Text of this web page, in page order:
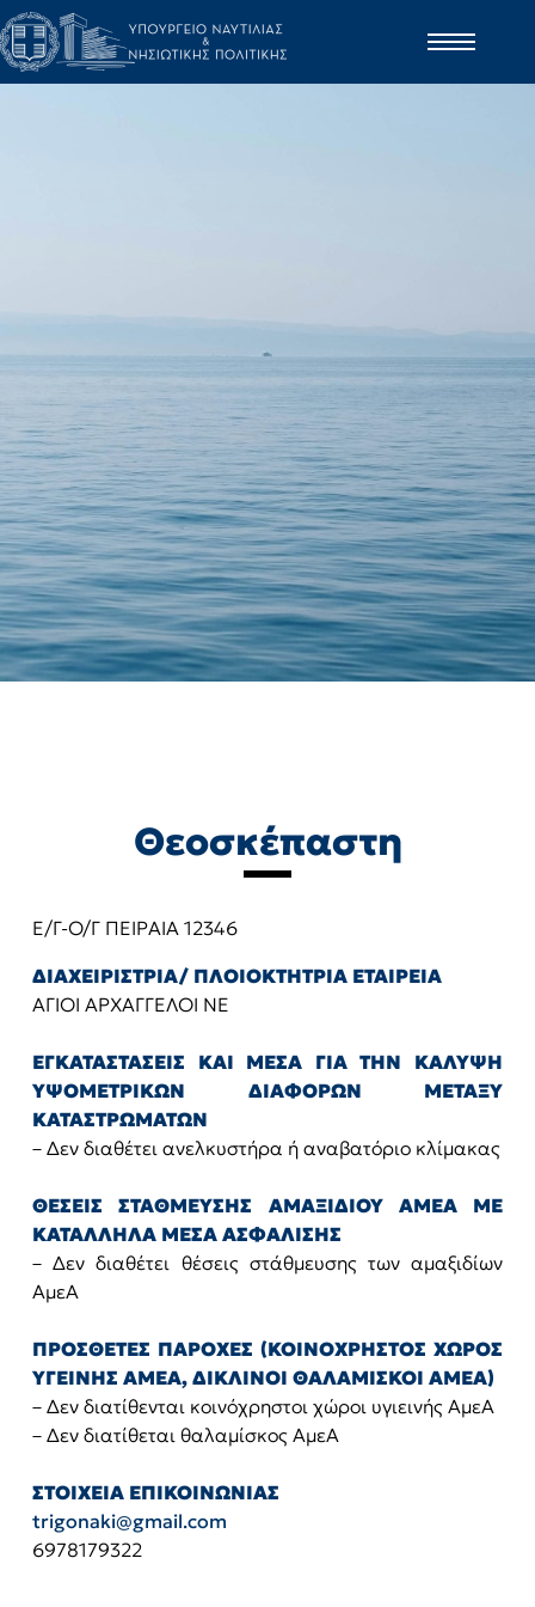
Θεοσκέπαστη
Ε/Γ-Ο/Γ ΠΕΙΡΑΙΑ 12346
ΔΙΑΧΕΙΡΙΣΤΡΙΑ/ ΠΛΟΙΟΚΤΗΤΡΙΑ ΕΤΑΙΡΕΙΑ
ΑΓΙΟΙ ΑΡΧΑΓΓΕΛΟΙ ΝΕ
ΕΓΚΑΤΑΣΤΑΣΕΙΣ ΚΑΙ ΜΕΣΑ ΓΙΑ ΤΗΝ ΚΑΛΥΨΗ
ΥΨΟΜΕΤΡΙΚΩΝ ΔΙΑΦΟΡΩΝ ΜΕΤΑΞΥ
ΚΑΤΑΣΤΡΩΜΑΤΩΝ
– Δεν διαθέτει ανελκυστήρα ή αναβατόριο κλίμακας
ΘΕΣΕΙΣ ΣΤΑΘΜΕΥΣΗΣ ΑΜΑΞΙΔΙΟΥ ΑΜΕΑ ΜΕ
ΚΑΤΑΛΛΗΛΑ ΜΕΣΑ ΑΣΦΑΛΙΣΗΣ
– Δεν διαθέτει θέσεις στάθμευσης των αμαξιδίων
ΑμεΑ
ΠΡΟΣΘΕΤΕΣ ΠΑΡΟΧΕΣ (ΚΟΙΝΟΧΡΗΣΤΟΣ ΧΩΡΟΣ
ΥΓΕΙΝΗΣ ΑΜΕΑ, ΔΙΚΛΙΝΟΙ ΘΑΛΑΜΙΣΚΟΙ ΑΜΕΑ)
– Δεν διατίθενται κοινόχρηστοι χώροι υγιεινής ΑμεΑ
– Δεν διατίθεται θαλαμίσκος ΑμεΑ
ΣΤΟΙΧΕΙΑ ΕΠΙΚΟΙΝΩΝΙΑΣ
trigonaki@gmail.com
6978179322